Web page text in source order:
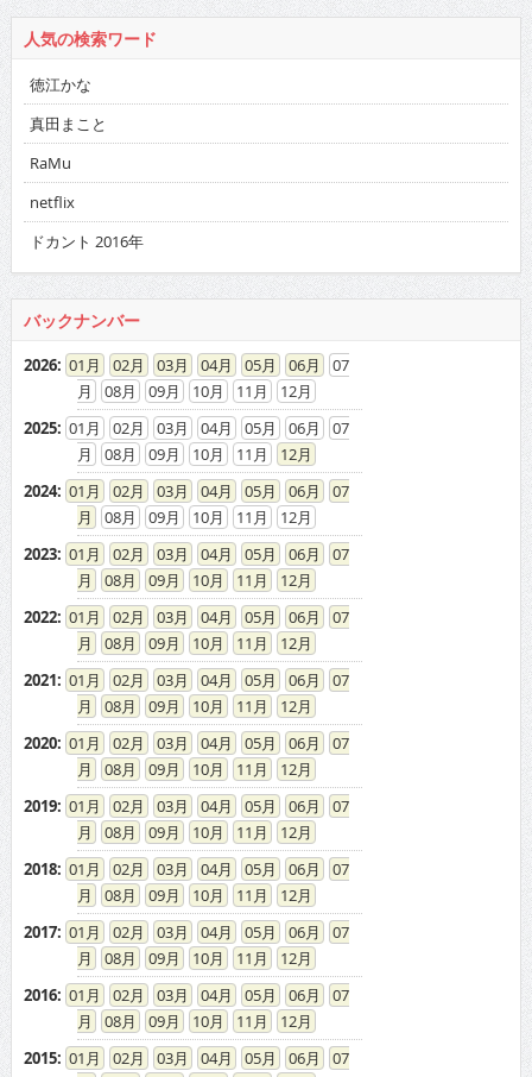
人気の検索ワード
徳江かな
真田まこと
RaMu
netflix
ドカント 2016年
バックナンバー
2026: 01 02 03 04 05 06
07
08
09 10 11
12
2025: 01 02 03 04 05 06
07
08
09 10 11
12
2024: 01 02 03 04 05 06
07
08
09 10 11
12
2023: 01 02 03 04 05 06
07
08
09 10 11
12
2022: 01 02 03 04 05 06
07
08
09 10 11
12
2021: 01 02 03 04 05 06
07
08
09 10 11
12
2020: 01 02 03 04 05 06
07
08
09 10 11
12
2019: 01 02 03 04 05 06
07
08
09 10 11
12
2018: 01 02 03 04 05 06
07
08
09 10 11
12
2017: 01 02 03 04 05 06
07
08
09 10 11
12
2016: 01 02 03 04 05 06
07
08
09 10 11
12
2015: 01 02 03 04 05 06
07